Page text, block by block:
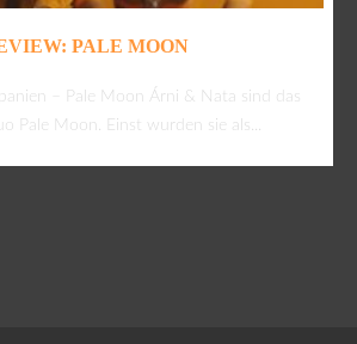
PALE MOON
– Pale Moon Árni & Nata sind das
Pale Moon. Einst wurden sie als...